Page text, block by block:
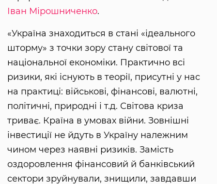
Іван Мірошниченко.
«Україна знаходиться в стані «ідеального
шторму» з точки зору стану світової та
національної економіки. Практично всі
ризики, які існують в теорії, присутні у нас
на практиці: військові, фінансові, валютні,
політичні, природні і т.д. Світова криза
триває. Країна в умовах війни. Зовнішні
інвестиції не йдуть в Україну належним
чином через наявні ризиків. Замість
оздоровлення фінансовий й банківський
сектори зруйнували, знищили, завдавши